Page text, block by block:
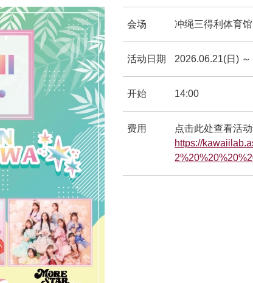
会场 冲绳三得利体育
活动日期 2026.06.21(日)
开始 14:00
费用
点击此处查看活
https://